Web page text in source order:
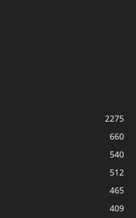
2275
660
540
512
465
409